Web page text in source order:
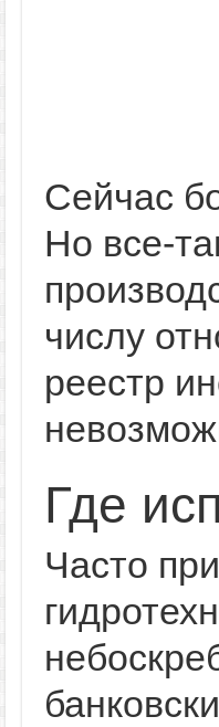
Сейчас
Но все-
числу
реестр
Где
Часто